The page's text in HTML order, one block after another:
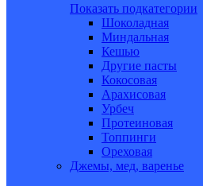
Показать подкатегории
Шоколадная
Миндальная
Кешью
Другие пасты
Кокосовая
Арахисовая
Урбеч
Протеиновая
Топпинги
Ореховая
Джемы, мед, варенье